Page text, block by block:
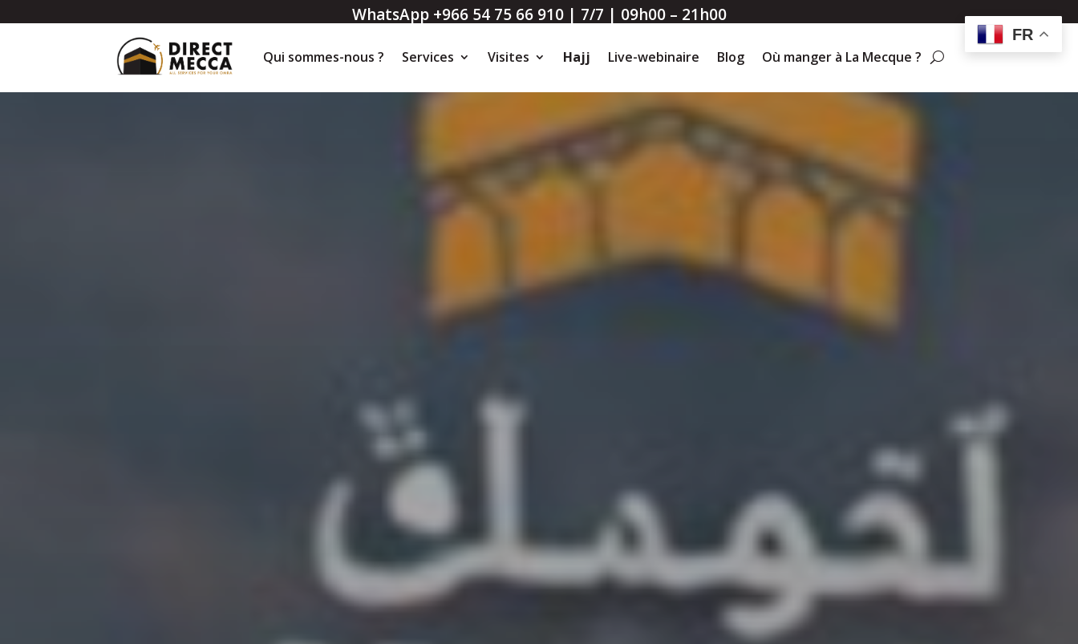
WhatsApp +966 54 75 66 910 | 7/7 | 09h00 – 21h00
Qui sommes-nous ? Services Visites Hajj Live-webinaire Blog Où manger à La Mecque ?
FR